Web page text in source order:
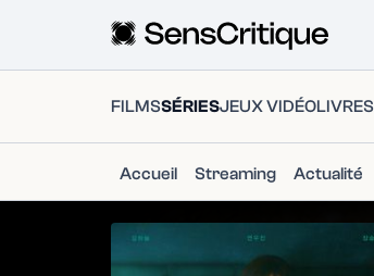
FILMSSÉRIESJEUX VIDÉOLIVRES
Accueil Streaming Actualité